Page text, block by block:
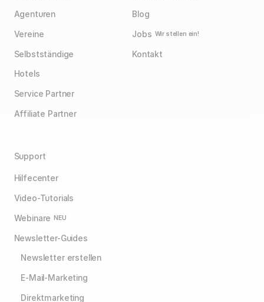
Agenturen
Vereine
Selbstständige
Hotels
Service Partner
Affiliate Partner
Blog
Jobs Wir stellen ein!
Kontakt
Support
Hilfecenter
Video-Tutorials
Webinare NEU
Newsletter-Guides
Newsletter erstellen
E-Mail-Marketing
Direktmarketing